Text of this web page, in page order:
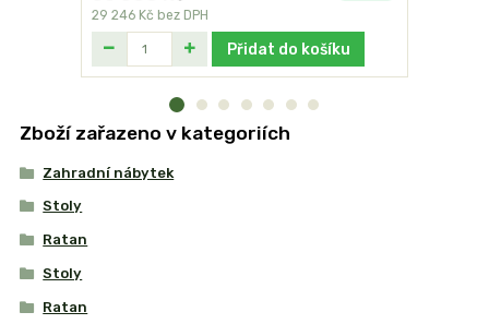
29 246 Kč bez DPH
Přidat do košíku
Zboží zařazeno v kategoriích
Zahradní nábytek
Stoly
Ratan
Stoly
Ratan